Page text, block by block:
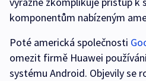
komponentům nabízeným
Poté americká společnosti
omezit firmě Huawei
systému Android. Objevily se